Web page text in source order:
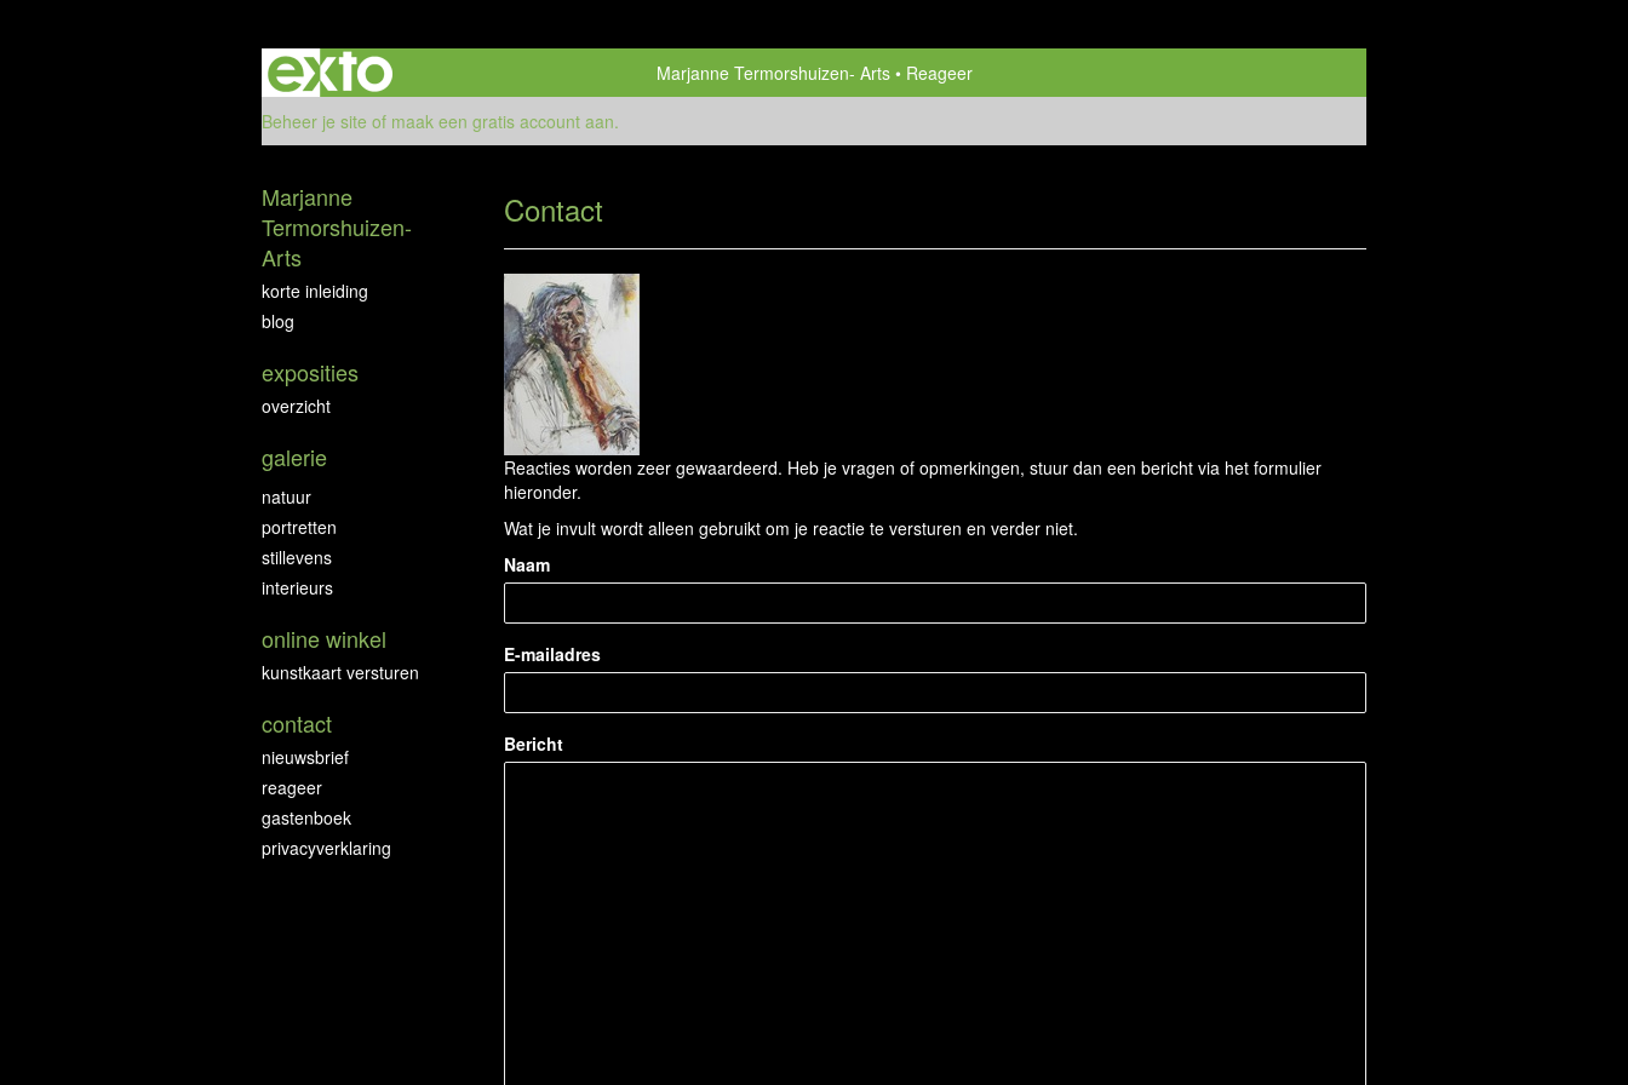
Marjanne Termorshuizen- Arts
Reageer
Beheer je site of maak een gratis account aan.
Contact
Reacties worden zeer gewaardeerd. Heb je vragen of opmerkingen, stuur dan een bericht via het formulier
hieronder.
Wat je invult wordt alleen gebruikt om je reactie te versturen en verder niet.
Naam
E-mailadres
Bericht
Marjanne
Termorshuizen-
Arts
korte inleiding
blog
exposities
overzicht
galerie
natuur
portretten
stillevens
interieurs
online winkel
kunstkaart versturen
contact
nieuwsbrief
reageer
gastenboek
privacyverklaring